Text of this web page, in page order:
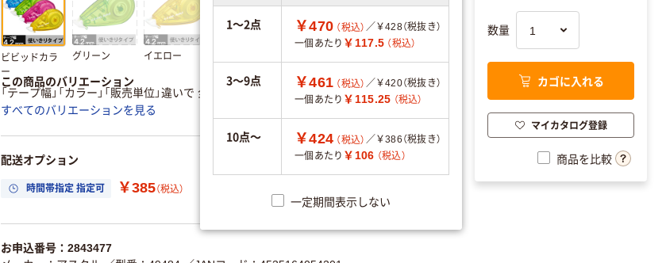
ビビッドカラ
ー
グリーン イエロー
この商品のバリエーション
「テープ幅」「カラー」「販売単位」違いで 全10商品 あります。
すべてのバリエーションを見る
配送オプション
時間帯指定 指定可 ￥385（税込）
お申込番号：2843477
1～2点 ￥470 （税込） ／￥428（税抜き）
一個あたり ￥117.5 （税込）
3～9点 ￥461 （税込） ／￥420（税抜き）
一個あたり ￥115.25 （税込）
10点～ ￥424 （税込） ／￥386（税抜き）
一個あたり ￥106 （税込）
一定期間表示しない
数量
カゴに入れる
マイカタログ登録
商品を比較